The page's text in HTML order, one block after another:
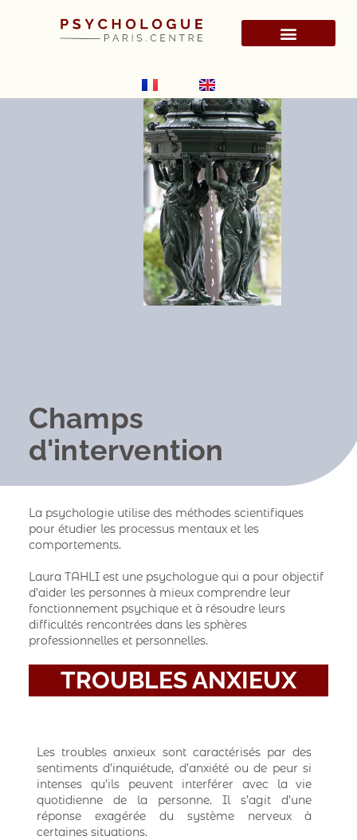
Champs
d'intervention
La psychologie utilise des méthodes scientifiques
pour étudier les processus mentaux et les
comportements.
Laura TAHLI est une psychologue qui a pour objectif
d’aider les personnes à mieux comprendre leur
fonctionnement psychique et à résoudre leurs
difficultés rencontrées dans les sphères
professionnelles et personnelles.
TROUBLES ANXIEUX
Les troubles anxieux sont caractérisés par des
sentiments d’inquiétude, d’anxiété ou de peur si
intenses qu’ils peuvent interférer avec la vie
quotidienne de la personne. Il s’agit d’une
réponse exagérée du système nerveux à
certaines situations.